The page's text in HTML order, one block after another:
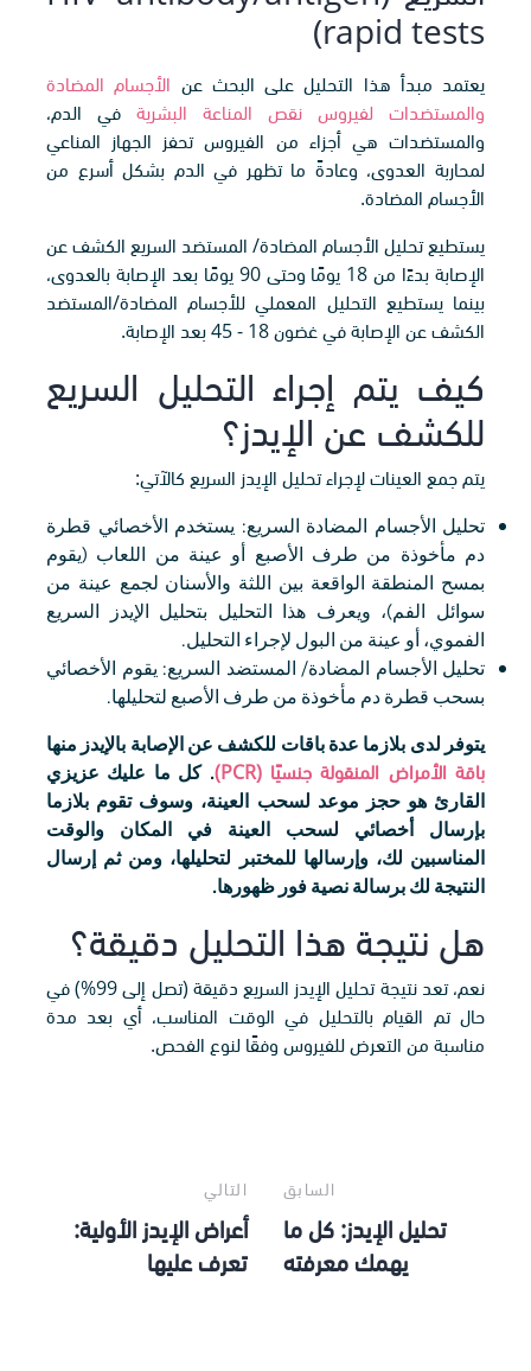
rapid tests)
يعتمد مبدأ هذا التحليل على البحث عن الأجسام المضادة
والمستضدات لفيروس نقص المناعة البشرية في الدم،
والمستضدات هي أجزاء من الفيروس تحفز الجهاز المناعي
لمحاربة العدوى، وعادةً ما تظهر في الدم بشكل أسرع من
الأجسام المضادة.
يستطيع تحليل الأجسام المضادة/ المستضد السريع الكشف عن
الإصابة بدءًا من 18 يومًا وحتى 90 يومًا بعد الإصابة بالعدوى،
بينما يستطيع التحليل المعملي للأجسام المضادة/المستضد
الكشف عن الإصابة في غضون 18 - 45 بعد الإصابة.
كيف يتم إجراء التحليل السريع
للكشف عن الإيدز؟
يتم جمع العينات لإجراء تحليل الإيدز السريع كالآتي:
تحليل الأجسام المضادة السريع: يستخدم الأخصائي قطرة
دم مأخوذة من طرف الأصبع أو عينة من اللعاب (يقوم
بمسح المنطقة الواقعة بين اللثة والأسنان لجمع عينة من
سوائل الفم)، ويعرف هذا التحليل بتحليل الإيدز السريع
الفموي، أو عينة من البول لإجراء التحليل.
تحليل الأجسام المضادة/ المستضد السريع: يقوم الأخصائي
بسحب قطرة دم مأخوذة من طرف الأصبع لتحليلها.
يتوفر لدى بلازما عدة باقات للكشف عن الإصابة بالإيدز منها
باقة الأمراض المنقولة جنسيًا (PCR)
. كل ما عليك عزيزي
القارئ هو حجز موعد لسحب العينة، وسوف تقوم بلازما
بإرسال أخصائي لسحب العينة في المكان والوقت
المناسبين لك، وإرسالها للمختبر لتحليلها، ومن ثم إرسال
النتيجة لك برسالة نصية فور ظهورها.
هل نتيجة هذا التحليل دقيقة؟
نعم، تعد نتيجة تحليل الإيدز السريع دقيقة (تصل إلى 99%) في
حال تم القيام بالتحليل في الوقت المناسب، أي بعد مدة
مناسبة من التعرض للفيروس وفقًا لنوع الفحص.
السابق
تحليل الإيدز: كل ما
يهمك معرفته
التالي
أعراض الإيدز الأولية:
تعرف عليها